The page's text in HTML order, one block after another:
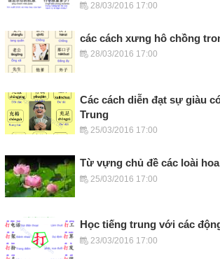
28/03/2016 17:00
các cách xưng hô chồng
28/03/2016 17:00
Các cách diễn đạt sự giàu
Trung
25/03/2016 17:00
Từ vựng chủ đề các loài
25/03/2016 17:00
Học tiếng trung với các
23/03/2016 17:00